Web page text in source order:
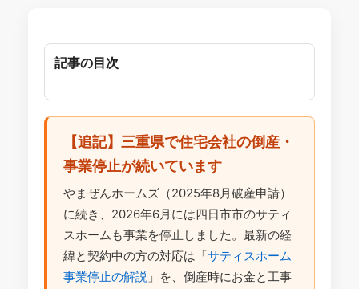
記事の目次
【追記】三重県で住宅会社の倒産・
事業停止が続いています
やまぜんホームズ（2025年8月破産申請）
に続き、2026年6月には四日市市のサティ
スホームも事業を停止しました。最新の経
緯と契約中の方の対応は「サティスホーム
事業停止の解説 」を、倒産時にお金と工事